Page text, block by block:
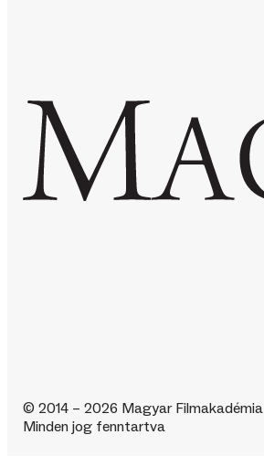
© 2014 – 2026 Magyar Filmakadémia
Minden jog fenntartva